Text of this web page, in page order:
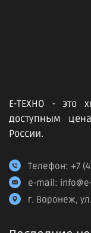
Е-ТЕХНО - это
доступным
России.
Телефон: +7
e-mail:
г. Воронеж,